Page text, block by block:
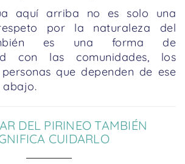
aquí arriba no es solo una
por la naturaleza del
es una forma de
con las comunidades, los
que dependen de ese
abajo.
DEL PIRINEO TAMBIÉN
CUIDARLO